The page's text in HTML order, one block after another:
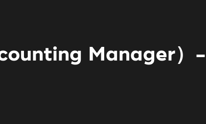
Manager）